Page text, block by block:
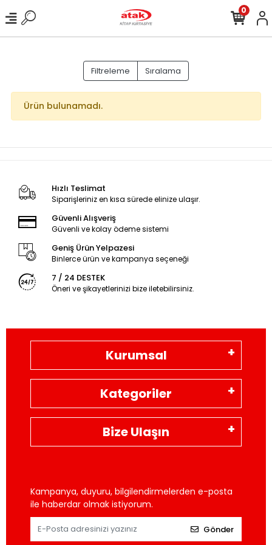
0
Filtreleme Sıralama
Ürün bulunamadı.
Hızlı Teslimat
Siparişleriniz en kısa sürede elinize ulaşır.
Güvenli Alışveriş
Güvenli ve kolay ödeme sistemi
Geniş Ürün Yelpazesi
Binlerce ürün ve kampanya seçeneği
7 / 24 DESTEK
Öneri ve şikayetlerinizi bize iletebilirsiniz.
Kurumsal
Kategoriler
Bize Ulaşın
Kampanya, duyuru, bilgilendirmelerden e-posta
ile haberdar olmak istiyorum.
Gönder